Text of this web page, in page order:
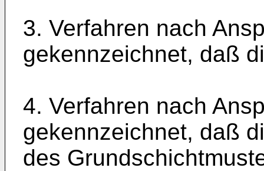
3. Verfahren nach
gekennzeichnet, daß
4. Verfahren nach
gekennzeichnet, daß
des